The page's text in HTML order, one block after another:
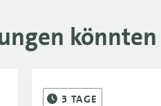
3 TAGE